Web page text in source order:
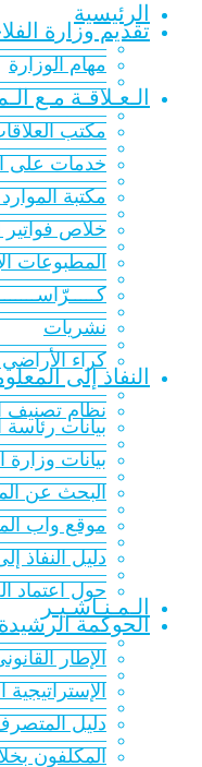
الرئيسية
تقديم وزارة
مهام الوزارة
الـعـلاقـة مـع
مكتب
خدمات على
مكتبة الموارد
خلاص فواتير
المطبوعات
نشريات
كراء الأراضي
النفاذ إلى
نظام تصنيف
بيانات
بيانات وزارة
البحث عن
موقع واب
دليل النفاذ
حول اعتماد
الـمـنـاشـيـر
الحوكمة الرشيدة
الإطار
الإستراتيجية
دليل
المكلفون